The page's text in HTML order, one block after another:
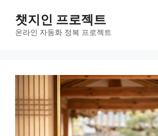
챗지인 프로젝트
온라인 자동화 정복 프로젝트